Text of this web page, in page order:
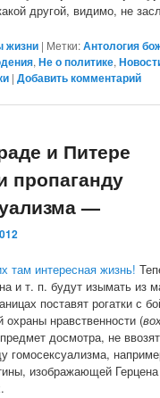
другой, видимо, не
жизни | Метки:Антология
,Не о политике,
|Добавить комментарий
и Питере
пропаганду
—
там интересная жизнь!
и т. п. будут изымать из
поставят рогатки с
охраны нравственности (
досмотра, не
гомосексуализма,
изображающей